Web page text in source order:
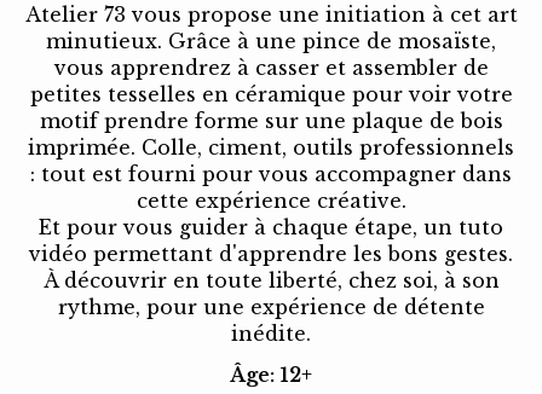
Atelier 73 vous propose une initiation à cet art
minutieux. Grâce à une pince de mosaïste,
vous apprendrez à casser et assembler de
petites tesselles en céramique pour voir votre
motif prendre forme sur une plaque de bois
imprimée. Colle, ciment, outils professionnels
: tout est fourni pour vous accompagner dans
cette expérience créative.
Et pour vous guider à chaque étape, un tuto
vidéo permettant d'apprendre les bons gestes.
À découvrir en toute liberté, chez soi, à son
rythme, pour une expérience de détente
inédite.
Âge: 12+